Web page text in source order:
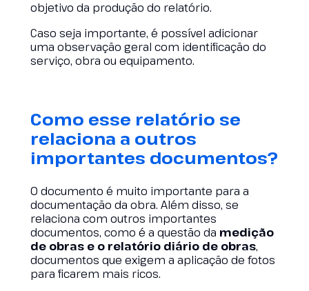
objetivo da produção do relatório.
Caso seja importante, é possível adicionar
uma observação geral com identificação do
serviço, obra ou equipamento.
Como esse relatório se
relaciona a outros
importantes documentos?
O documento é muito importante para a
documentação da obra. Além disso, se
relaciona com outros importantes
documentos, como é a questão da medição
de obras e o relatório diário de obras,
documentos que exigem a aplicação de fotos
para ficarem mais ricos.